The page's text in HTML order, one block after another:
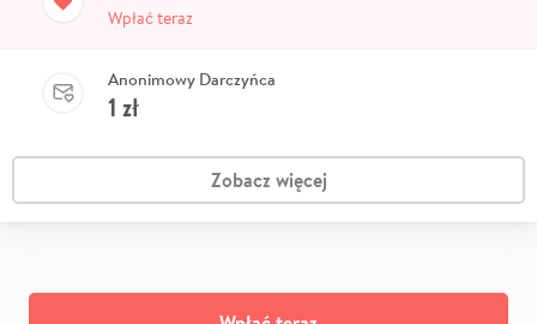
Wpłać teraz
Anonimowy Darczyńca
1 zł
Zobacz więcej